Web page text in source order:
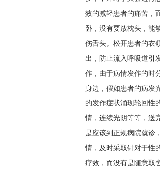
效的减轻患者的痛苦，
卧，没有要放枕头，能
伤舌头。松开患者的衣
出，防止流入呼吸道引
作，由于病情发作的时
身边，假如患者的病发
的发作症状涌现轮回性
情，连续光阴等等，送
是应该到正规病院就诊
情，及时采取针对于性
疗效，而没有是随意取